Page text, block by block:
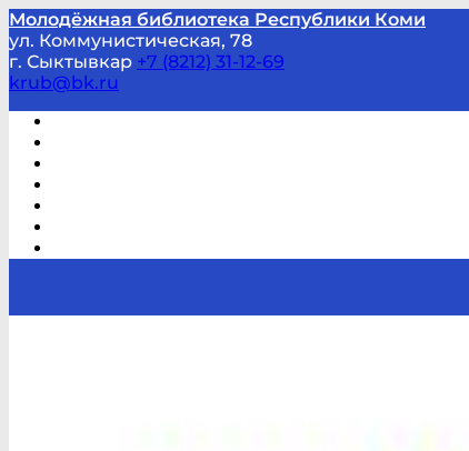
Молодёжная библиотека Республики Коми
ул. Коммунистическая, 78
г. Сыктывкар +7 (8212) 31-12-69
krub@bk.ru